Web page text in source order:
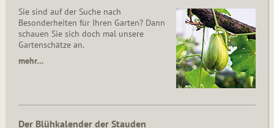
Sie sind auf der Suche nach
Besonderheiten für Ihren Garten? Dann
schauen Sie sich doch mal unsere
Gartenschätze an.
mehr…
Der Blühkalender der Stauden